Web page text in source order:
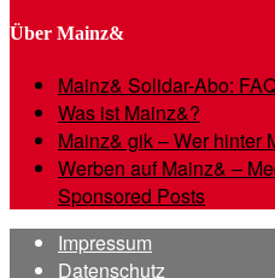
Über Mainz&
Mainz& Solidar-Abo:
Was ist Mainz&?
Mainz& gik – Wer hinter
Werben auf Mainz& –
Sponsored Posts
Impressum
Datenschutz